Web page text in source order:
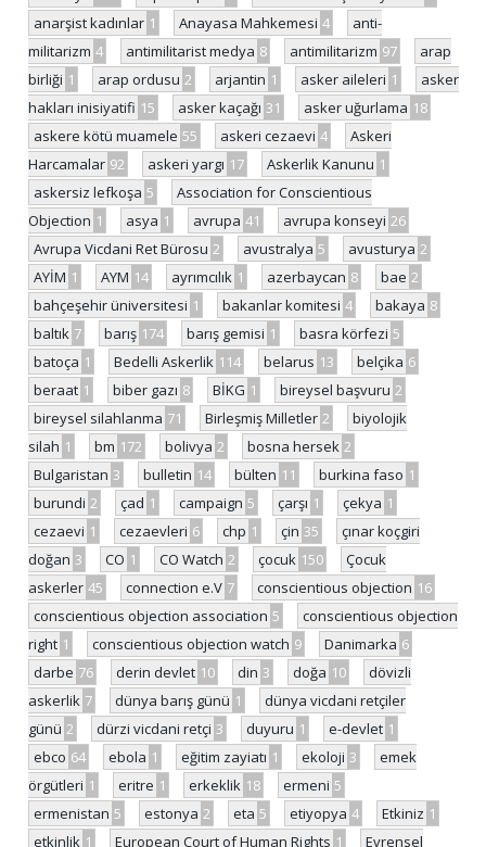
anarşist kadınlar 1 Anayasa Mahkemesi 4
anti-
militarizm 4 antimilitarist medya 8 antimilitarizm 97
arap
birliği 1 arap ordusu 2 arjantin 1 asker aileleri 1
asker
hakları inisiyatifi 15 asker kaçağı 31 asker uğurlama 18
askere kötü muamele 55 askeri cezaevi 4
Askeri
Harcamalar 92 askeri yargı 17 Askerlik Kanunu 1
askersiz lefkoşa 5
Association for Conscientious
Objection 1 asya 1 avrupa 41 avrupa konseyi 26
Avrupa Vicdani Ret Bürosu 2 avustralya 5 avusturya 2
AYİM 1 AYM 14 ayrımcılık 1 azerbaycan 8 bae 2
bahçeşehir üniversitesi 1 bakanlar komitesi 4 bakaya 8
baltık 7 barış 174 barış gemisi 1 basra körfezi 5
batoça 1 Bedelli Askerlik 114 belarus 13 belçika 6
beraat 1 biber gazı 8 BİKG 1 bireysel başvuru 2
bireysel silahlanma 71 Birleşmiş Milletler 2
biyolojik
silah 1 bm 172 bolivya 2 bosna hersek 2
Bulgaristan 3 bulletin 14 bülten 11 burkina faso 1
burundi 2 çad 1 campaign 5 çarşı 1 çekya 1
cezaevi 1 cezaevleri 6 chp 1 çin 35
çınar koçgiri
doğan 3 CO 1 CO Watch 2 çocuk 150
Çocuk
askerler 45 connection e.V 7 conscientious objection 16
conscientious objection association 5
conscientious objection
right 1 conscientious objection watch 9 Danimarka 6
darbe 76 derin devlet 10 din 3 doğa 10
dövizli
askerlik 7 dünya barış günü 1
dünya vicdani retçiler
günü 2 dürzi vicdani retçi 3 duyuru 1 e-devlet 1
ebco 64 ebola 1 eğitim zayiatı 1 ekoloji 3
emek
örgütleri 1 eritre 1 erkeklik 18 ermeni 5
ermenistan 5 estonya 2 eta 5 etiyopya 4 Etkiniz 1
etkinlik 1 European Court of Human Rights 1
Evrensel